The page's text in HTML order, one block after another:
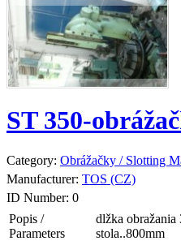
ST 350-
Category: Obrážačky / Slotting
Manufacturer: TOS (CZ)
ID Number: 0
Popis /
Parameters
dlžka obražania
stola..800mm